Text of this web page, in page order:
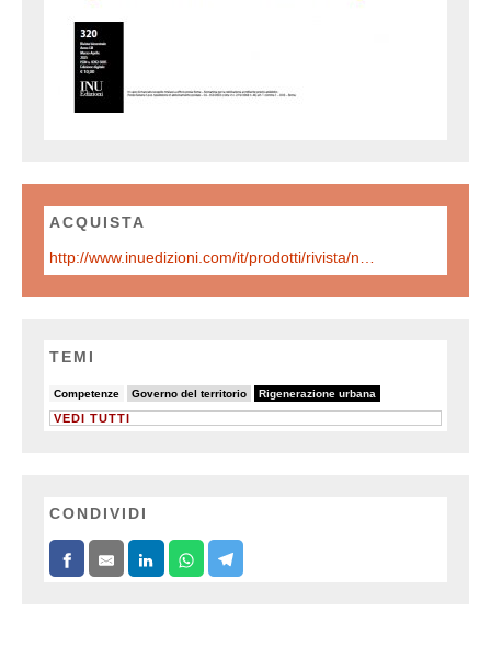
ACQUISTA
TEMI
Competenze
6/82 Governo del territorio
19/82 Rigenerazione urbana
82/82
VEDI TUTTI
CONDIVIDI